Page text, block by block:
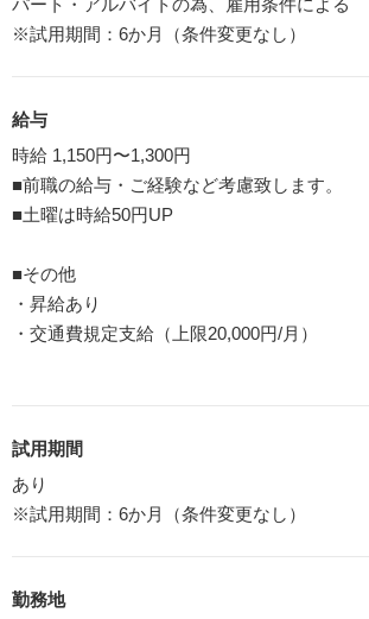
※試用期間：6か月（条件変更なし）
給与
時給 1,150円〜1,300円
■前職の給与・ご経験など考慮致します。
■土曜は時給50円UP
■その他
・昇給あり
・交通費規定支給（上限20,000円/月）
試用期間
あり
※試用期間：6か月（条件変更なし）
勤務地